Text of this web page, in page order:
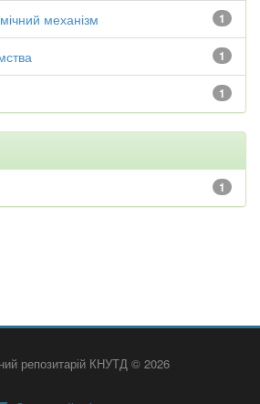
1
механізм
1
1
1
репозитарій КНУТД © 2026